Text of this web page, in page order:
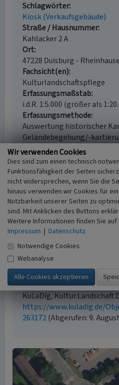
Schlagwörter
Kiosk (Verkaufsgebäude)
Straße / Hausnummer
Kahlacker 2 A
Ort
47228 Duisburg -
Fachsicht(en)
Kulturlandschaftspflege
Erfassungsmaßstab
i.d.R. 1:5.000 (größer als
Erfassungsmethode
Auswertung historischer
Geländebegehung/-
Historischer Zeitraum
Beginn vor 1955
Empfohlene Zitierweise
Urheberrechtlicher Hinweis
Der hier präsentierte Inhalt
geschützt. Die angezeigten
möglicherweise
Bedingungen, die an diesen
Empfohlene Zitierweise
„Trinkhalle am Flutweg in
KuLaDig,
https://www.kuladig.de/
263172(Abgerufen: 9.
Wir verwenden Cookies
Dies sind zum einen technisch
Funktionsfähigkeit der Seiten
nicht widersprechen, wenn Sie die
hinaus verwenden wir Cookies für
Nutzbarkeit unserer Seiten zu
sind. Mit Anklicken des Buttons
Weitere Informationen finden Sie
Impressum | Datenschutz
Notwendige Cookies
Webanalyse